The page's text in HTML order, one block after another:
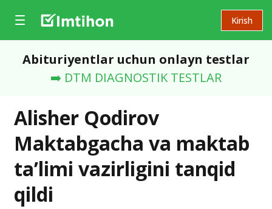
Kirish
Abituriyentlar uchun onlayn testlar
➡️ DTM DIAGNOSTIK TESTLAR
Alisher Qodirov
Maktabgacha va maktab
ta’limi vazirligini tanqid
qildi